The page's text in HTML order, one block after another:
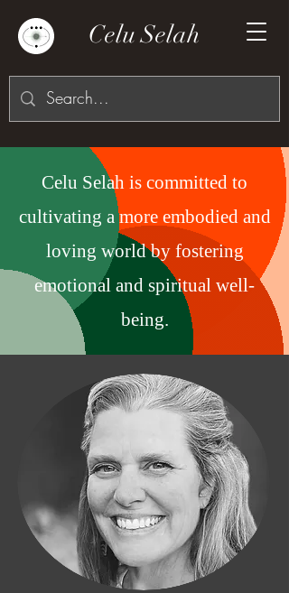
Celu Selah
Celu Selah is committed to
cultivating a more embodied and
loving world by fostering
emotional and spiritual well-
being.